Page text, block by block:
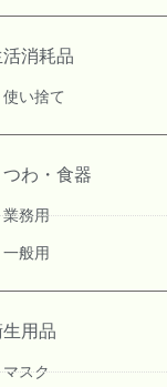
活消耗品
使い捨て
つわ・食器
業務用
一般用
用品
マスク